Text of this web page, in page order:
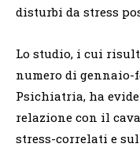
disturbi da stress
Lo studio, i cui
numero di gennaio-
Psichiatria, ha
relazione con il
stress-correlati e